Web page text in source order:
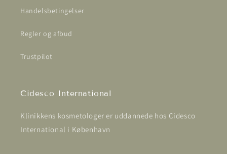
Handelsbetingelser
Regler og afbud
Trustpilot
Cidesco International
Klinikkens kosmetologer er uddannede hos Cidesco
International i København